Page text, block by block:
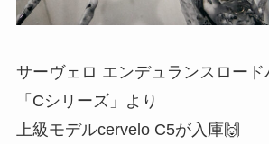
サーヴェロ エンデュランスロード
「Cシリーズ」より
上級モデルcervelo C5が入庫🙌